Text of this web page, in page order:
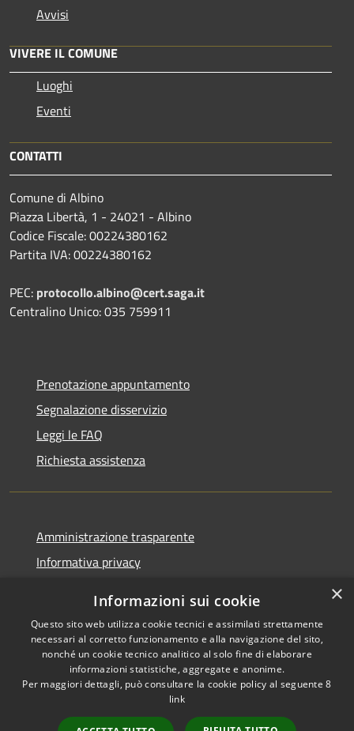
Avvisi
VIVERE IL COMUNE
Luoghi
Eventi
CONTATTI
Comune di Albino
Piazza Libertà, 1 - 24021 - Albino
Codice Fiscale: 00224380162
Partita IVA: 00224380162
PEC: protocollo.albino@cert.saga.it
Centralino Unico: 035 759911
Prenotazione appuntamento
Segnalazione disservizio
Leggi le FAQ
Richiesta assistenza
Amministrazione trasparente
Informativa privacy
Dichiarazione di accessibilità
RSS
Copyright © 2026 • Comune di
×
Informazioni sui cookie
Questo sito web utilizza cookie tecnici e assimilati strettamente
necessari al corretto funzionamento e alla navigazione del sito,
nonché un cookie tecnico analitico al solo fine di elaborare
informazioni statistiche, aggregate e anonime.
Per maggiori dettagli, può consultare la cookie policy al seguente8
link